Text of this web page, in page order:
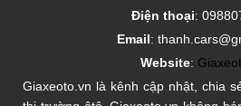
Điện thoại:
Email:
Website:
Giaxeoto.vn là kênh cập nhật, chia